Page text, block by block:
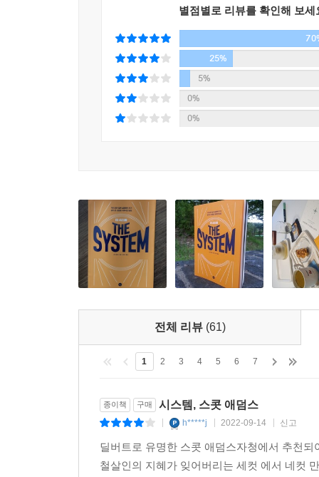
턴을 발견했다. 언젠가 잘 풀릴 일은 ‘시작부터’
로 탈바꿈하는 경우는 거의 없다. 작은 성공이 큰
--- 「파트 2-10. 잘되는 일을 찾는 방법」 중에서
당신이 앞으로 10년 후에 어떤 일을 하고 어떤 삶
법-다른 사람들은 행운이라 여기겠지만-은 체계
수 있는 기술을 체계적으로 발전시키면 된다. 이
별점별로 리뷰를 확인해 보세
25%
5%
0%
0%
전체 리뷰 (61)
1 2 3 4 5 6 7
종이책 구매 시스템, 스콧 애덤스
h*****j 2022-09-14 신고
딜버트로 유명한 스콧 애덤스자청에서 추천
철살인의 지혜가 잊어버리는 세컷 에서 네컷